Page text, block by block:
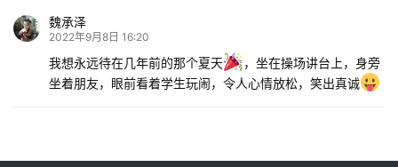
魏承泽
2022年9月8日 16:20
我想永远待在几年前的那个夏天
，坐在操场讲台上，身旁
坐着朋友，眼前看着学生玩闹，令人心情放松，笑出真诚